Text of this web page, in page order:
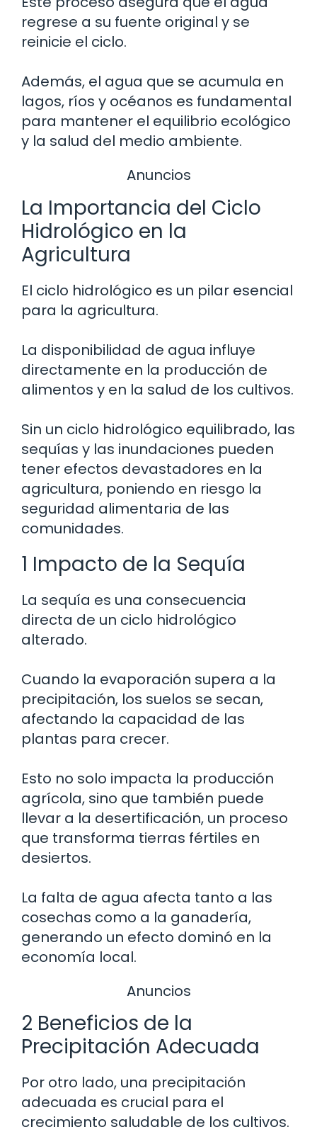
regrese a su fuente original y se
reinicie el ciclo.
Además, el agua que se acumula en
lagos, ríos y océanos es fundamental
para mantener el equilibrio ecológico
y la salud del medio ambiente.
Anuncios
La Importancia del Ciclo
Hidrológico en la
Agricultura
El ciclo hidrológico es un pilar esencial
para la agricultura.
La disponibilidad de agua influye
directamente en la producción de
alimentos y en la salud de los cultivos.
Sin un ciclo hidrológico equilibrado, las
sequías y las inundaciones pueden
tener efectos devastadores en la
agricultura, poniendo en riesgo la
seguridad alimentaria de las
comunidades.
1 Impacto de la Sequía
La sequía es una consecuencia
directa de un ciclo hidrológico
alterado.
Cuando la evaporación supera a la
precipitación, los suelos se secan,
afectando la capacidad de las
plantas para crecer.
Esto no solo impacta la producción
agrícola, sino que también puede
llevar a la desertificación, un proceso
que transforma tierras fértiles en
desiertos.
La falta de agua afecta tanto a las
cosechas como a la ganadería,
generando un efecto dominó en la
economía local.
Anuncios
2 Beneficios de la
Precipitación Adecuada
Por otro lado, una precipitación
adecuada es crucial para el
crecimiento saludable de los cultivos.